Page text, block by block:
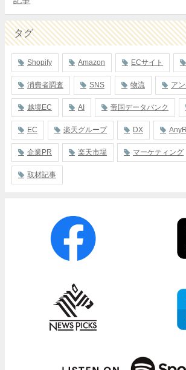
タグ
Shopify Amazon ECサイト
消費者調査 SNS 物流 ア
越境EC AI 帝国データバンク
EC 楽天グループ DX
企業PR 楽天市場 マーケティング
取材記事